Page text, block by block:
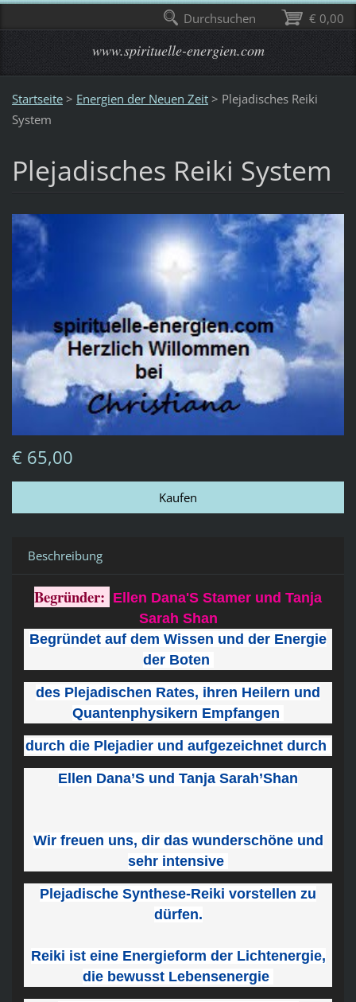
www.spirituelle-energien.com
Startseite > Energien der Neuen Zeit > Plejadisches Reiki
System
Plejadisches Reiki System
€ 65,00
Beschreibung
Begründer: Ellen Dana'S Stamer und Tanja
Sarah Shan
Begründet auf dem Wissen und der Energie
der Boten
des Plejadischen Rates, ihren Heilern und
Quantenphysikern Empfangen
durch die Plejadier und aufgezeichnet durch
Ellen Dana’S und Tanja Sarah’Shan
Wir freuen uns, dir das wunderschöne und
sehr intensive
Plejadische Synthese-Reiki vorstellen zu
dürfen.
Reiki ist eine Energieform der Lichtenergie,
die bewusst Lebensenergie
€ 0,00
Durchsuchen